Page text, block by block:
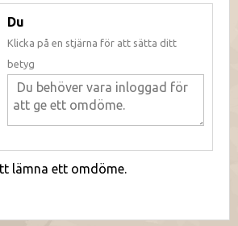
Du
Klicka på en stjärna för att sätta ditt
betyg
lämna ett omdöme.